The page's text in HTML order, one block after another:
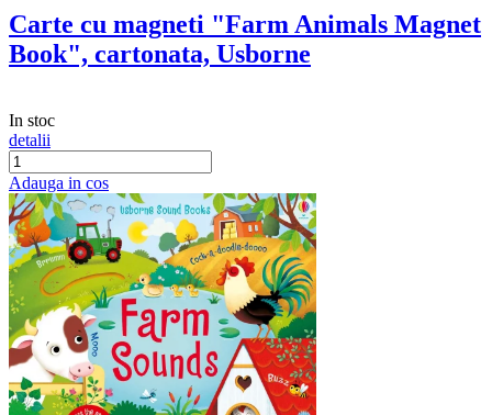
Carte cu magneti "Farm Animals Magnet
Book", cartonata, Usborne
In stoc
detalii
Adauga in cos